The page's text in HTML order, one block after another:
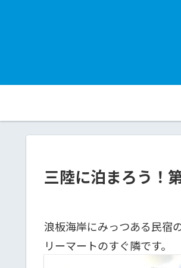
三陸に泊まろう！
浪板海岸にみっつある民宿
リーマートのすぐ隣です。